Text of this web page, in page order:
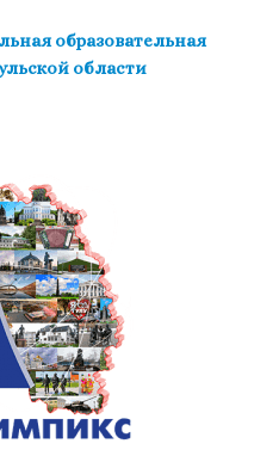
образовательная
области